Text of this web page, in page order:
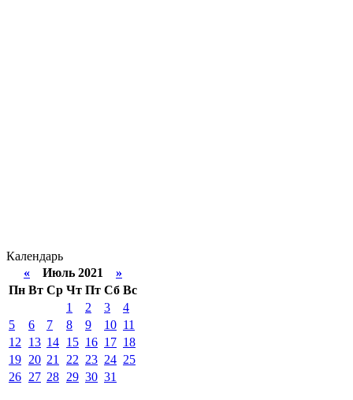
Календарь
« Июль 2021 »
Пн Вт Ср Чт Пт Сб Вс
1
2 3
4
5
6 7 8 9 10 11
12
13 14 15 16 17 18
19 20 21 22 23 24 25
26 27 28 29 30 31